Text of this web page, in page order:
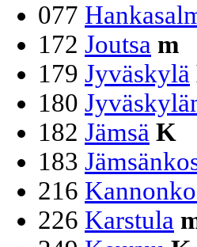
077
172 Joutsa m
179 Jyväskylä
180
182 Jämsä K
183
216
226 Karstula